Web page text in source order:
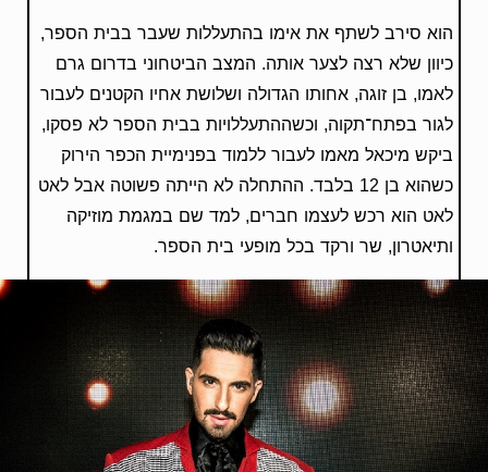
הוא סירב לשתף את אימו בהתעללות שעבר בבית הספר,
כיוון שלא רצה לצער אותה. המצב הביטחוני בדרום גרם
לאמו, בן זוגה, אחותו הגדולה ושלושת אחיו הקטנים לעבור
לגור בפתח־תקוה, וכשההתעללויות בבית הספר לא פסקו,
ביקש מיכאל מאמו לעבור ללמוד בפנימיית הכפר הירוק
כשהוא בן 12 בלבד. ההתחלה לא הייתה פשוטה אבל לאט
לאט הוא רכש לעצמו חברים, למד שם במגמת מוזיקה
ותיאטרון, שר ורקד בכל מופעי בית הספר.